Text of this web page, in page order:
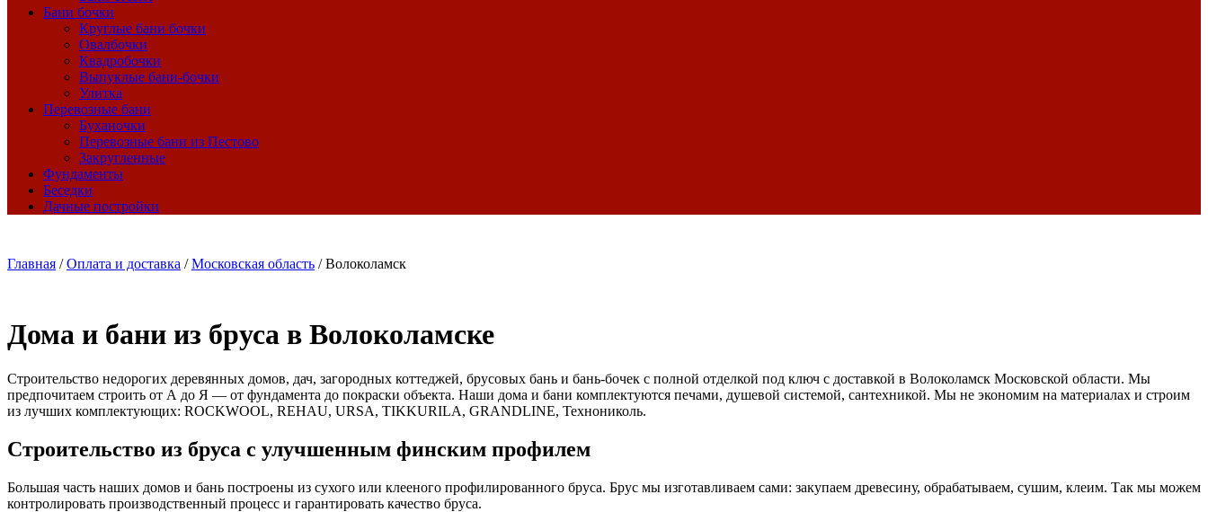
Бани бочки
Круглые бани бочки
Овалбочки
Квадробочки
Выпуклые бани-бочки
Улитка
Перевозные бани
Буханочки
Перевозные бани из Пестово
Закругленные
Фундаменты
Беседки
Дачные постройки
Главная /Оплата и доставка /Московская область /Волоколамск
Дома и бани из бруса в Волоколамске
Строительство недорогих деревянных домов, дач, загородных коттеджей, брусовых бань и бань-бочек с полной отделкой под ключ с доставкой в Волоколамск Московской области. Мы
предпочитаем строить от А до Я — от фундамента до покраски объекта. Наши дома и бани комплектуются печами, душевой системой, сантехникой. Мы не экономим на материалах и строим
из лучших комплектующих: ROCKWOOL, REHAU, URSA, TIKKURILA, GRANDLINE, Технониколь.
Строительство из бруса с улучшенным финским профилем
Большая часть наших домов и бань построены из сухого или клееного профилированного бруса. Брус мы изготавливаем сами: закупаем древесину, обрабатываем, сушим, клеим. Так мы можем
контролировать производственный процесс и гарантировать качество бруса.